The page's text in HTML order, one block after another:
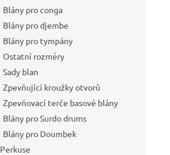
Blány pro conga
Blány pro djembe
Blány pro tympány
Ostatní rozměry
Sady blan
Zpevňující kroužky otvorů
Zpevňovací terče basové blány
Blány pro Surdo drums
Blány pro Doumbek
Perkuse